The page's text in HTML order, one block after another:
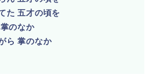
た 五才の頃を
のなか
ら 掌のなか